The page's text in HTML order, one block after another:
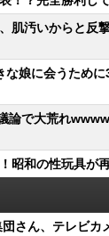
肌汚いからと反
な娘に会うため
論で大荒れ
昭和の性玩具が
さん、テレビカ